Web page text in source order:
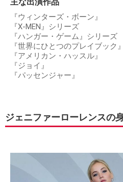
『ウィンターズ・ボーン』
『X-MEN』シリーズ
『ハンガー・ゲーム』シリーズ
『世界にひとつのプレイブック』
『アメリカン・ハッスル』
『ジョイ』
『パッセンジャー』
ジェニファーローレンスの